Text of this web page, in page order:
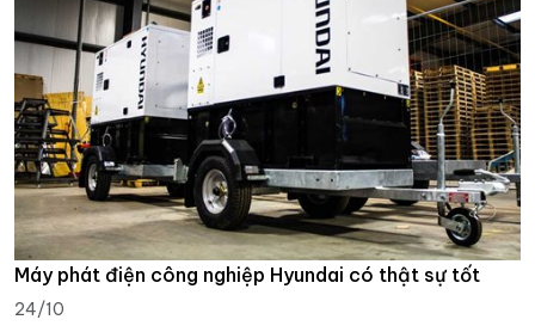
Máy phát điện công nghiệp Hyundai có thật sự tốt
24/10